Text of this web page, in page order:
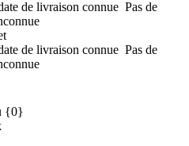
de livraison connue Pas de
de livraison connue Pas de
{0}